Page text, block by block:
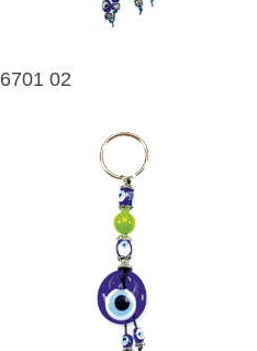
6701 02